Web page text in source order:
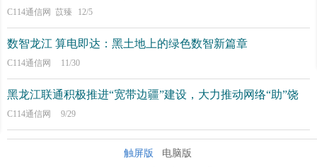
C114通信网 苡臻 12/5
数智龙江 算电即达：黑土地上的绿色数智新篇章
C114通信网 11/30
黑龙江联通积极推进“宽带边疆”建设，大力推动网络“助”饶
C114通信网 9/29
触屏版 电脑版